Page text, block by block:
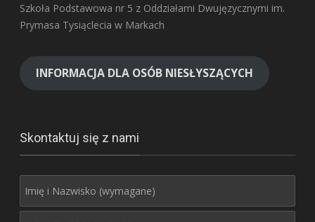
Szkoła Podstawowa nr 5 z Oddziałami Dwujęzycznymi im.
Prymasa Tysiąclecia w Markach
INFORMACJA DLA OSÓB NIESŁYSZĄCYCH
Skontaktuj się z nami